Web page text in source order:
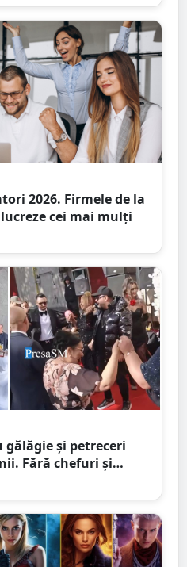
2026. Firmele de la
cei mai mulți
și petreceri
Fără chefuri și